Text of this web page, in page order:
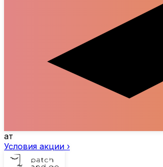
ат
Условия акции ›